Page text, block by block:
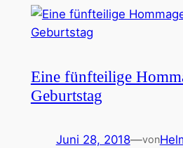
Eine fünfteilige
Geburtstag
Juni 28, 2018—von